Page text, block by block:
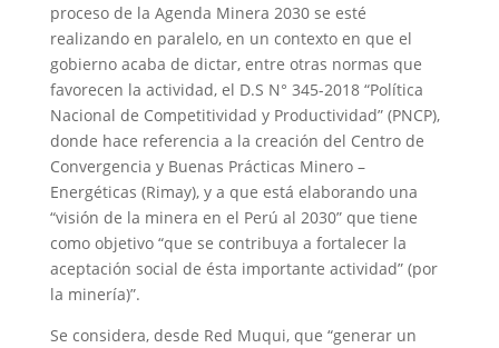
proceso de la Agenda Minera 2030 se esté
realizando en paralelo, en un contexto en que el
gobierno acaba de dictar, entre otras normas que
favorecen la actividad, el D.S N° 345-2018 “Política
Nacional de Competitividad y Productividad” (PNCP),
donde hace referencia a la creación del Centro de
Convergencia y Buenas Prácticas Minero –
Energéticas (Rimay), y a que está elaborando una
“visión de la minera en el Perú al 2030” que tiene
como objetivo “que se contribuya a fortalecer la
aceptación social de ésta importante actividad” (por
la minería)”.
Se considera, desde Red Muqui, que “generar un